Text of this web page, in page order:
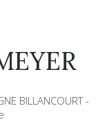
BILLANCOURT -